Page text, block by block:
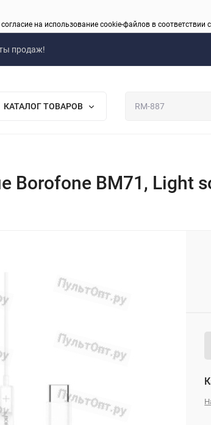
на использование cookie-файлов в соответствии
продаж!
КАТАЛОГ ТОВАРОВ
Borofone BM71, Light